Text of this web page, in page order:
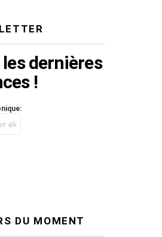
dernières
!
DU MOMENT